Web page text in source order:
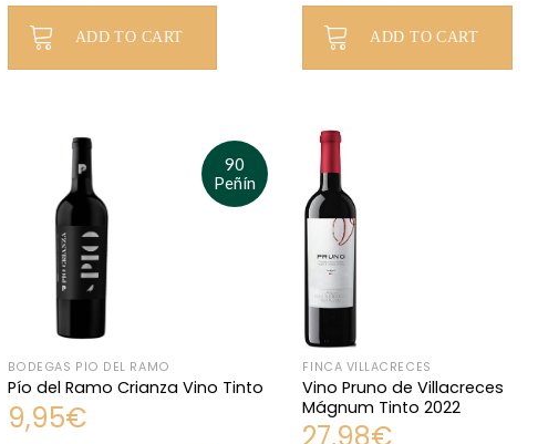
ADD TO CART ADD TO CART
90
Peñín
BODEGAS PÍO DEL RAMO
Pío del Ramo Crianza Vino Tinto
9,95€
FINCA VILLACRECES
Vino Pruno de Villacreces
Mágnum Tinto 2022